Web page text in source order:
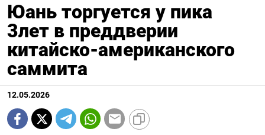
Юань торгуется у пика
3лет в преддверии
китайско-американского
саммита
12.05.2026